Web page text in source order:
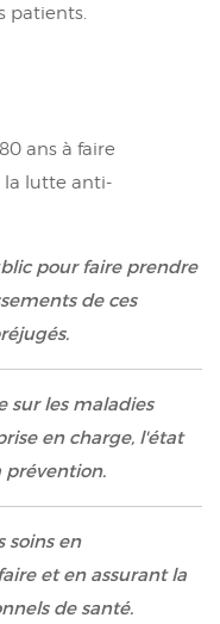
patients.
ans à faire
la lutte anti-
pour faire prendre
de ces
sur les maladies
en charge, l'état
prévention.
soins en
et en assurant la
de santé.